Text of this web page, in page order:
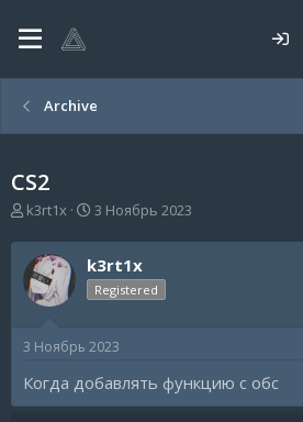
Archive
CS2
А
т
о
р
м
k3rt1x
Д
т
а
н
а
а
3 Ноябрь 2023
k3rt1x
Registered
3 Ноябрь 2023
Когда добавлять функцию с обс